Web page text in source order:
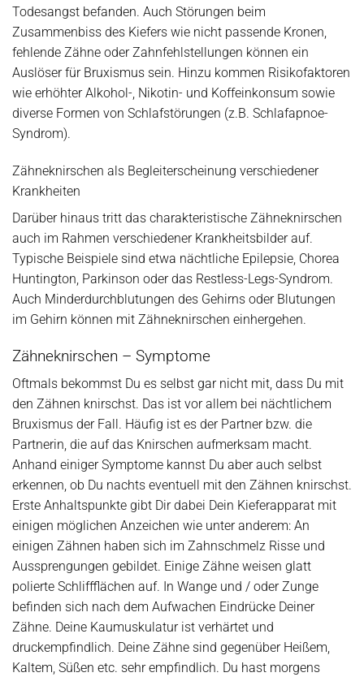
Todesangst befanden. Auch Störungen beim
Zusammenbiss des Kiefers wie nicht passende Kronen,
fehlende Zähne oder Zahnfehlstellungen können ein
Auslöser für Bruxismus sein. Hinzu kommen Risikofaktoren
wie erhöhter Alkohol-, Nikotin- und Koffeinkonsum sowie
diverse Formen von Schlafstörungen (z.B. Schlafapnoe-
Syndrom).
Zähneknirschen als Begleiterscheinung verschiedener
Krankheiten
Darüber hinaus tritt das charakteristische Zähneknirschen
auch im Rahmen verschiedener Krankheitsbilder auf.
Typische Beispiele sind etwa nächtliche Epilepsie, Chorea
Huntington, Parkinson oder das Restless-Legs-Syndrom.
Auch Minderdurchblutungen des Gehirns oder Blutungen
im Gehirn können mit Zähneknirschen einhergehen.
Zähneknirschen – Symptome
Oftmals bekommst Du es selbst gar nicht mit, dass Du mit
den Zähnen knirschst. Das ist vor allem bei nächtlichem
Bruxismus der Fall. Häufig ist es der Partner bzw. die
Partnerin, die auf das Knirschen aufmerksam macht.
Anhand einiger Symptome kannst Du aber auch selbst
erkennen, ob Du nachts eventuell mit den Zähnen knirschst.
Erste Anhaltspunkte gibt Dir dabei Dein Kieferapparat mit
einigen möglichen Anzeichen wie unter anderem: An
einigen Zähnen haben sich im Zahnschmelz Risse und
Aussprengungen gebildet. Einige Zähne weisen glatt
polierte Schliffflächen auf. In Wange und / oder Zunge
befinden sich nach dem Aufwachen Eindrücke Deiner
Zähne. Deine Kaumuskulatur ist verhärtet und
druckempfindlich. Deine Zähne sind gegenüber Heißem,
Kaltem, Süßen etc. sehr empfindlich. Du hast morgens